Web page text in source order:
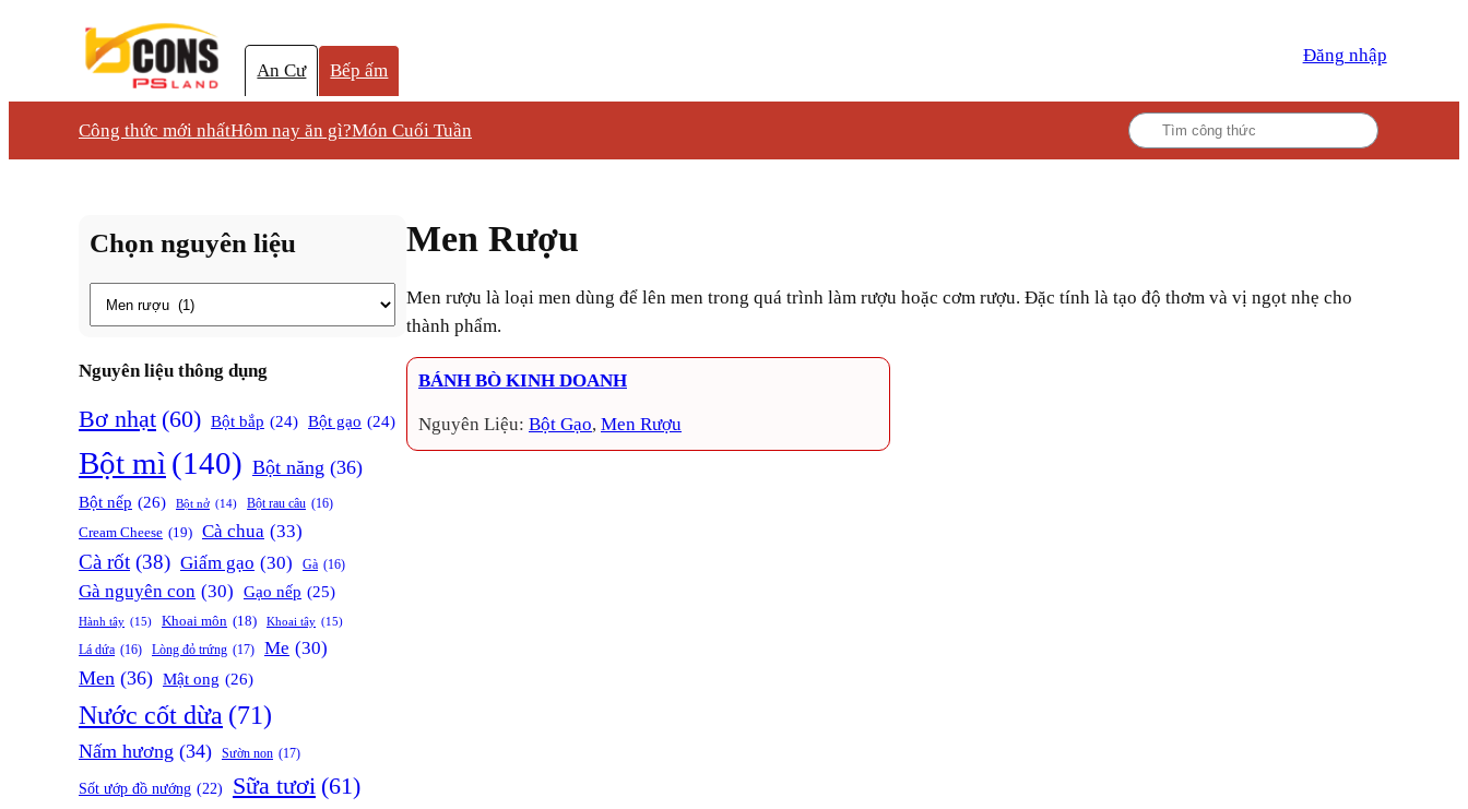
An Cư Bếp ấm
Đăng nhập
Công thức mới nhấtHôm nay ăn gì?Món Cuối Tuần
Chọn nguyên liệu
Thẻ
Nguyên liệu thông dụng
Bơ nhạt (60) Bột bắp (24) Bột gạo (24)
Bột mì (140) Bột năng (36)
Bột nếp (26) Bột nở (14) Bột rau câu (16)
Cream Cheese (19) Cà chua (33)
Cà rốt (38) Giấm gạo (30) Gà (16)
Gà nguyên con (30) Gạo nếp (25)
Hành tây (15) Khoai môn (18) Khoai tây (15)
Lá dứa (16) Lòng đỏ trứng (17) Me (30)
Men (36) Mật ong (26)
Nước cốt dừa (71)
Nấm hương (34) Sườn non (17)
Sốt ướp đồ nướng (22) Sữa tươi (61)
Men Rượu
Men rượu là loại men dùng để lên men trong quá trình làm rượu hoặc cơm rượu. Đặc tính là tạo độ thơm và vị ngọt nhẹ cho
thành phẩm.
BÁNH BÒ KINH DOANH
Nguyên Liệu: Bột Gạo, Men Rượu